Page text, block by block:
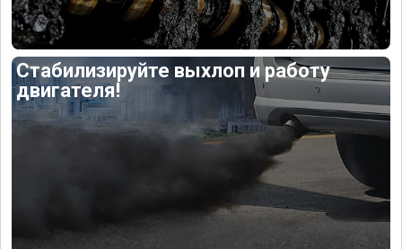
Стабилизируйте выхлоп и работу
двигателя!